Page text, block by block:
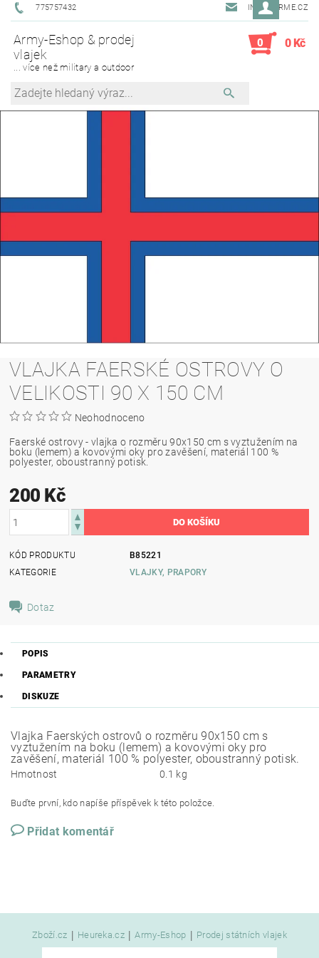
775757432 INFO@ARME.CZ
Army-Eshop & prodej
vlajek
... více než military a outdoor
0 0 Kč
VLAJKA FAERSKÉ OSTROVY O
VELIKOSTI 90 X 150 CM
Neohodnoceno
Faerské ostrovy - vlajka o rozměru 90x150 cm s vyztužením na
boku (lemem) a kovovými oky pro zavěšení, materiál 100 %
polyester, oboustranný potisk.
200 Kč
KÓD PRODUKTU
B85221
KATEGORIE
VLAJKY, PRAPORY
Dotaz
POPIS
PARAMETRY
DISKUZE
Vlajka Faerských ostrovů o rozměru 90x150 cm s
vyztužením na boku (lemem) a kovovými oky pro
zavěšení, materiál 100 % polyester, oboustranný potisk.
Hmotnost 0.1 kg
Buďte první, kdo napíše příspěvek k této položce.
Přidat komentář
Zboží.cz | Heureka.cz | Army-Eshop | Prodej státních vlajek